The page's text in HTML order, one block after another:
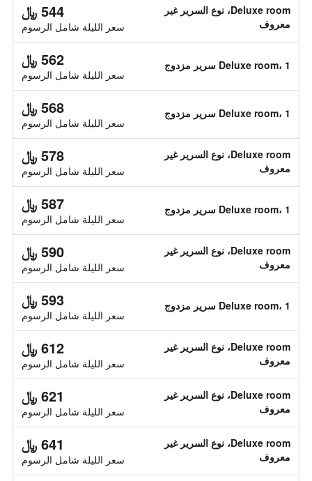
Deluxe room، نوع السرير غير
معروف
544 ﷼
سعر الليلة شامل الرسوم
Deluxe room، 1 سرير مزدوج 562 ﷼
سعر الليلة شامل الرسوم
Deluxe room، 1 سرير مزدوج 568 ﷼
سعر الليلة شامل الرسوم
Deluxe room، نوع السرير غير
معروف
578 ﷼
سعر الليلة شامل الرسوم
Deluxe room، 1 سرير مزدوج 587 ﷼
سعر الليلة شامل الرسوم
Deluxe room، نوع السرير غير
معروف
590 ﷼
سعر الليلة شامل الرسوم
Deluxe room، 1 سرير مزدوج 593 ﷼
سعر الليلة شامل الرسوم
Deluxe room، نوع السرير غير
معروف
612 ﷼
سعر الليلة شامل الرسوم
Deluxe room، نوع السرير غير
معروف
621 ﷼
سعر الليلة شامل الرسوم
Deluxe room، نوع السرير غير
معروف
641 ﷼
سعر الليلة شامل الرسوم